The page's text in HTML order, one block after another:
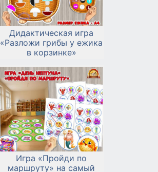
Дидактическая игра
«Разложи грибы у ежика
в корзинке»
Игра «Пройди по
маршруту» на самый